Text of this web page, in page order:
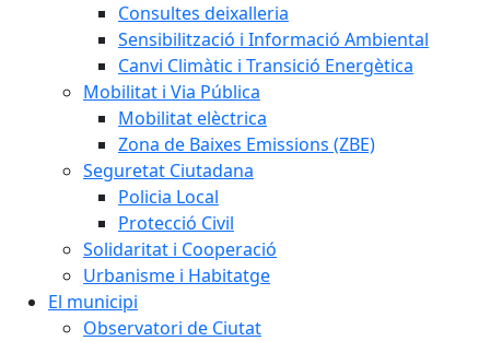
Consultes deixalleria
Sensibilització i Informació Ambiental
Canvi Climàtic i Transició Energètica
Mobilitat i Via Pública
Mobilitat elèctrica
Zona de Baixes Emissions (ZBE)
Seguretat Ciutadana
Policia Local
Protecció Civil
Solidaritat i Cooperació
Urbanisme i Habitatge
El municipi
Observatori de Ciutat